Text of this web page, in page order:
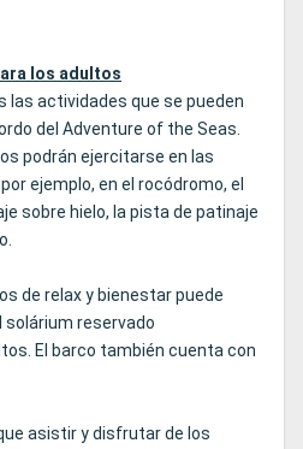
los adultos
las actividades que se pueden
del Adventure of the Seas.
podrán ejercitarse en las
ejemplo, en el rocódromo, el
sobre hielo, la pista de patinaje
de relax y bienestar puede
solárium reservado
El barco también cuenta con
asistir y disfrutar de los